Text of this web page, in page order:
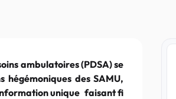
ambulatoires (PDSA) se
des SAMU,
unique faisant fi